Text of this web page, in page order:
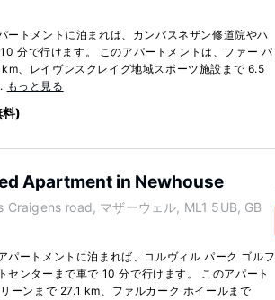
ートメントに泊まれば、カンバスネザン修道院やハ
分で行けます。 このアパートメントは、ファー パ
、レイヴンスクレイグ地域スポーツ施設まで 6.5
もっと見る
)
Apartment in Newhouse
Craigens road, マザーウェル, ML1 5UB, GB
パートメントに泊まれば、コルヴィル パーク ゴルフ
センターまで車で 10 分で行けます。 このアパート
ーンまで 27.1 km、ファルカーク ホイールまで